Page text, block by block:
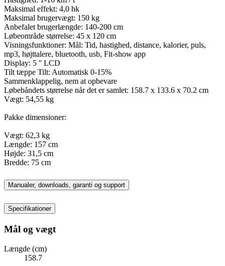
Maksimal effekt: 4,0 hk
Maksimal brugervægt: 150 kg
Anbefalet brugerlængde: 140-200 cm
Løbeområde størrelse: 45 x 120 cm
Visningsfunktioner: Mål: Tid, hastighed, distance, kalorier, puls,
mp3, højttalere, bluetooth, usb, Fit-show app
Display: 5 '' LCD
Tilt tæppe Tilt: Automatisk 0-15%
Sammenklappelig, nem at opbevare
Løbebåndets størrelse når det er samlet: 158.7 x 133.6 x 70.2 cm
Vægt: 54,55 kg
Pakke dimensioner:
Vægt: 62,3 kg
Længde: 157 cm
Højde: 31,5 cm
Bredde: 75 cm
Manualer, downloads, garanti og support
Specifikationer
Mål og vægt
Længde (cm)
158.7